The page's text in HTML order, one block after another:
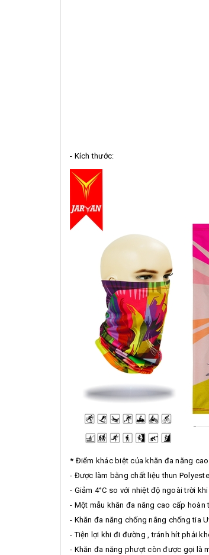
- Kích thước:
* Điểm khác biệt của khăn đa năng
- Được làm bằng chất liệu thun
- Giảm 4°C so với nhiệt độ ngoài trời
- Một mẫu khăn đa năng cao cấp
- Khăn đa năng chống nắng chống tia
- Tiện lợi khi đi đường , tránh hít phải
- Khăn đa năng phượt còn được gọi là